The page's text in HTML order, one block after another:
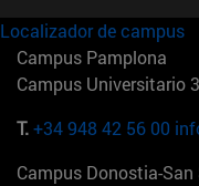
Localizador de campus
Campus Pamplona
Campus Universitario
T.+34 948 42 56 00
Campus Donostia-